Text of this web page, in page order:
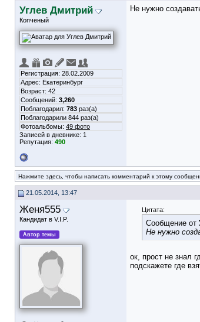
Углев Дмитрий
Копченый
Регистрация: 28.02.2009
Адрес: Екатеринбург
Возраст: 42
Сообщений: 3,260
Поблагодарил: 783 раз(а)
Поблагодарили 844 раз(а)
Фотоальбомы: 49 фото
Записей в дневнике: 1
Репутация: 490
Не нужно
Нажмите здесь, чтобы написать комментарий к этому
21.05.2014, 13:47
Женя555
Кандидат в V.I.P.
Автор темы
Цитата:
Сообщение от
Не нужно
ок, прост не знал
подскажете где